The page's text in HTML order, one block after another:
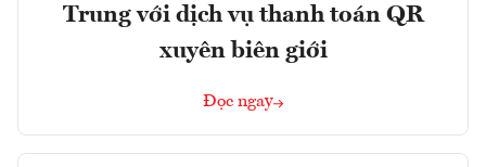
Trung với dịch vụ thanh toán QR
xuyên biên giới
Đọc ngay